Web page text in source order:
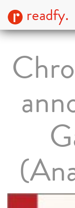
readfy.